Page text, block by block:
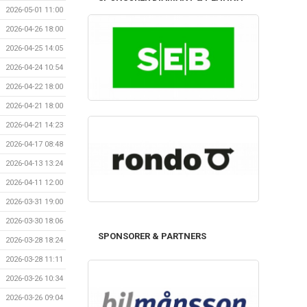
2026-05-01 11:00
2026-04-26 18:00
2026-04-25 14:05
2026-04-24 10:54
2026-04-22 18:00
2026-04-21 18:00
2026-04-21 14:23
2026-04-17 08:48
2026-04-13 13:24
2026-04-11 12:00
2026-03-31 19:00
2026-03-30 18:06
2026-03-28 18:24
2026-03-28 11:11
2026-03-26 10:34
2026-03-26 09:04
SPONSORER & PARTNERS